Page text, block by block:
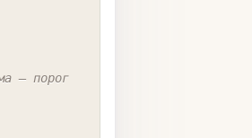
— порог